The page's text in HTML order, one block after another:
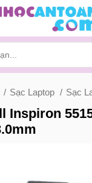
Sạc Laptop Sạc
Inspiron